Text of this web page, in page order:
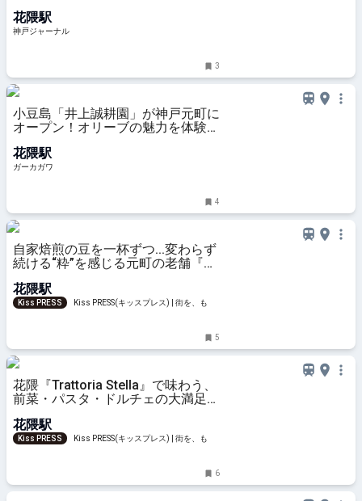
を贅沢に | 神戸ジャーナル
花隈駅
神戸ジャーナル
3
小豆島「井上誠耕園」が神戸元町に
オープン！オリーブの魅力を体験で
花隈駅
ガーカガワ
4
自家焙煎の豆を一杯ずつ...変わらず
続ける“粋”を感じる元町の老舗『は
花隈駅
Kiss PRESS
Kiss PRESS(キッスプレス) | 街を、もっ
5
花隈『Trattoria Stella』で味わう、
前菜・パスタ・ドルチェの大満足ラ
花隈駅
Kiss PRESS
Kiss PRESS(キッスプレス) | 街を、もっ
6